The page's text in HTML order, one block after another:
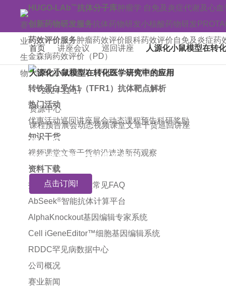
HUGO-LAb™抗体分子库肿瘤学 自免及炎症代谢及心血
创新药物研发服务抗体药物研发小核酸药物研发
药效评价服务肿瘤药效评价眼科药效评价自免及炎症药
金森病药效评价（PD）
转铁蛋白受体1（TFR1）抗体靶点解析
热门活动
优惠活动巡回讲座展会动态课程预告科研奖励
知识干货
视频课堂文章干货前沿速递新药观察
资料下载
技术指南引用文献常见FAQ
AbSeek®智能抗体计算平台
AlphaKnockout基因编辑专家系统
Cell iGeneEditor™细胞基因编辑系统
RDDC罕见病数据中心
公司概况
赛业新闻
首页 讲座会议 巡回讲座 人源化小鼠模型在转
人源化小鼠模型在转化医学研究中的应用
2024-11-17
资源中心
课程预告展会动态视频课堂文章干货巡回讲座
加入邮件订阅!
您将获得赛业生物最新资讯
点击订阅!